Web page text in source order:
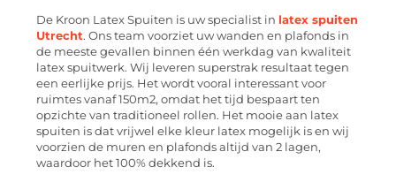
De Kroon Latex Spuiten is uw specialist in latex spuiten
Utrecht. Ons team voorziet uw wanden en plafonds in
de meeste gevallen binnen één werkdag van kwaliteit
latex spuitwerk. Wij leveren superstrak resultaat tegen
een eerlijke prijs. Het wordt vooral interessant voor
ruimtes vanaf 150m2, omdat het tijd bespaart ten
opzichte van traditioneel rollen. Het mooie aan latex
spuiten is dat vrijwel elke kleur latex mogelijk is en wij
voorzien de muren en plafonds altijd van 2 lagen,
waardoor het 100% dekkend is.